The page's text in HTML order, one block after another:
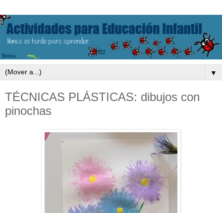
▼
TÉCNICAS PLÁSTICAS: dibujos con
pinochas